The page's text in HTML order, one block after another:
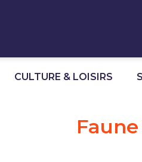
CULTURE & LOISIRS